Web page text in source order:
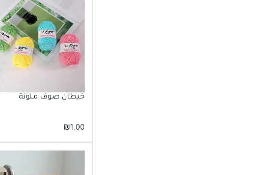
خيطان صوف ملونة
₪1.00